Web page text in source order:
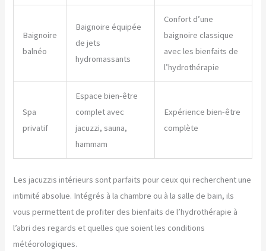
Baignoire
balnéo
Baignoire équipée
de jets
hydromassants
Confort d’une
baignoire classique
avec les bienfaits de
l’hydrothérapie
Spa
privatif
Espace bien-être
complet avec
jacuzzi, sauna,
hammam
Expérience bien-être
complète
Les jacuzzis intérieurs sont parfaits pour ceux qui recherchent une
intimité absolue. Intégrés à la chambre ou à la salle de bain, ils
vous permettent de profiter des bienfaits de l’hydrothérapie à
l’abri des regards et quelles que soient les conditions
météorologiques.